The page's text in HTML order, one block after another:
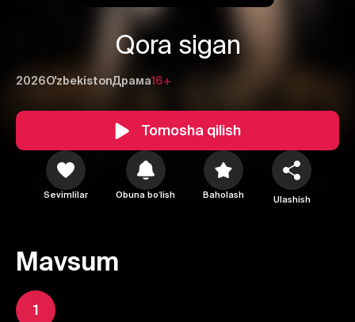
Qora sigan
2026O'zbekistonДрама16+
Tomosha qilish
Sevimlilar Obuna boʻlish Baholash Ulashish
Mavsum
1